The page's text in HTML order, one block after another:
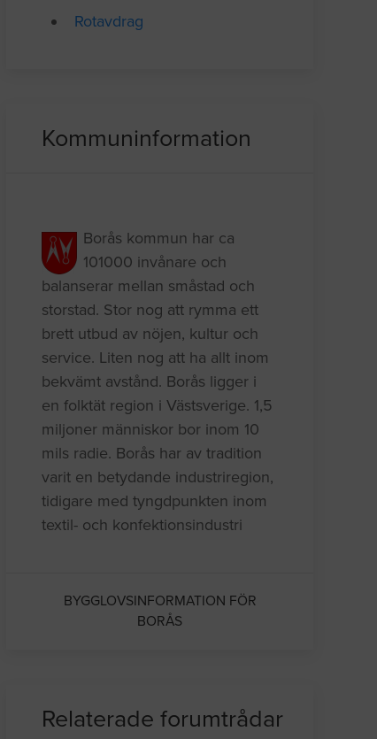
Rotavdrag
Kommuninformation
Borås kommun har ca
101000 invånare och
balanserar mellan småstad och
storstad. Stor nog att rymma ett
brett utbud av nöjen, kultur och
service. Liten nog att ha allt inom
bekvämt avstånd. Borås ligger i
en folktät region i Västsverige. 1,5
miljoner människor bor inom 10
mils radie. Borås har av tradition
varit en betydande industriregion,
tidigare med tyngdpunkten inom
textil- och konfektionsindustri
BYGGLOVSINFORMATION FÖR
BORÅS
Relaterade forumtrådar